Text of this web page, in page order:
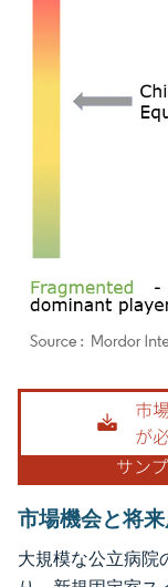
画像 © Mordor
市場機会と将
大規模な公立病院